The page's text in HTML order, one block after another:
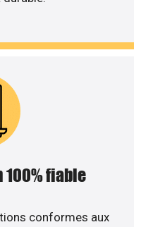
fiable
conformes aux